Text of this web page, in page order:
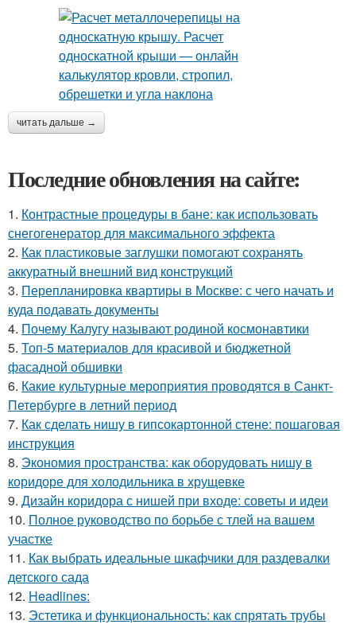
читать дальше →
Последние обновления на сайте:
1. Контрастные процедуры в бане: как использовать
снегогенератор для максимального эффекта
2. Как пластиковые заглушки помогают сохранять
аккуратный внешний вид конструкций
3. Перепланировка квартиры в Москве: с чего начать и
куда подавать документы
4. Почему Калугу называют родиной космонавтики
5. Топ-5 материалов для красивой и бюджетной
фасадной обшивки
6. Какие культурные мероприятия проводятся в Санкт-
Петербурге в летний период
7. Как сделать нишу в гипсокартонной стене: пошаговая
инструкция
8. Экономия пространства: как оборудовать нишу в
коридоре для холодильника в хрущевке
9. Дизайн коридора с нишей при входе: советы и идеи
10. Полное руководство по борьбе с тлей на вашем
участке
11. Как выбрать идеальные шкафчики для раздевалки
детского сада
12. Headlines:
13. Эстетика и функциональность: как спрятать трубы